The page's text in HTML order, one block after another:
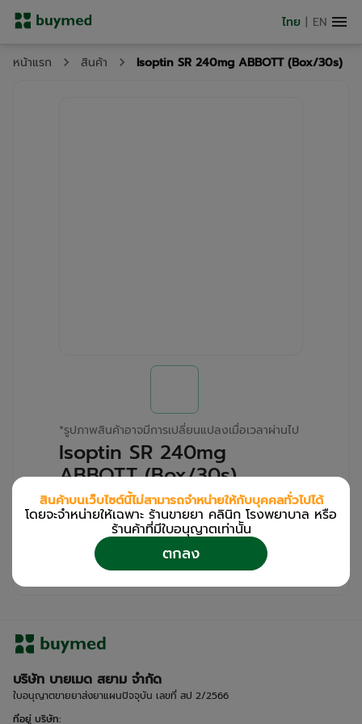
ไทย | EN
หน้าแรก สินค้า Isoptin SR 240mg ABBOTT (Box/30s)
*รูปภาพสินค้าอาจมีการเปลี่ยนแปลงเมื่อเวลาผ่านไป
Isoptin SR 240mg
ABBOTT (Box/30s)
สำหรับลูกค้าเฉพาะร้านขายยา คลินิก และโรง
พยาบาล
เข้าสู่ระบบ
เพื่อดูรายละเอียดเพิ่มเติม
บริษัท บายเมด สยาม จำกัด
ใบอนุญาตขายยาส่งยาแผนปัจจุบัน เลขที่ สป 2/2566
ที่อยู่ บริษัท:
สินค้าบนเว็บไซต์นี้ไม่สามารถจำหน่ายให้กับบุคคลทั่วไปได้
โดยจะจำหน่ายให้เฉพาะ ร้านขายยา คลินิก โรงพยาบาล หรือ
ร้านค้าที่มีใบอนุญาตเท่านััน
ตกลง